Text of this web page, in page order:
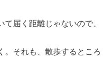
届く距離じゃないので、
。それも、散歩するところ